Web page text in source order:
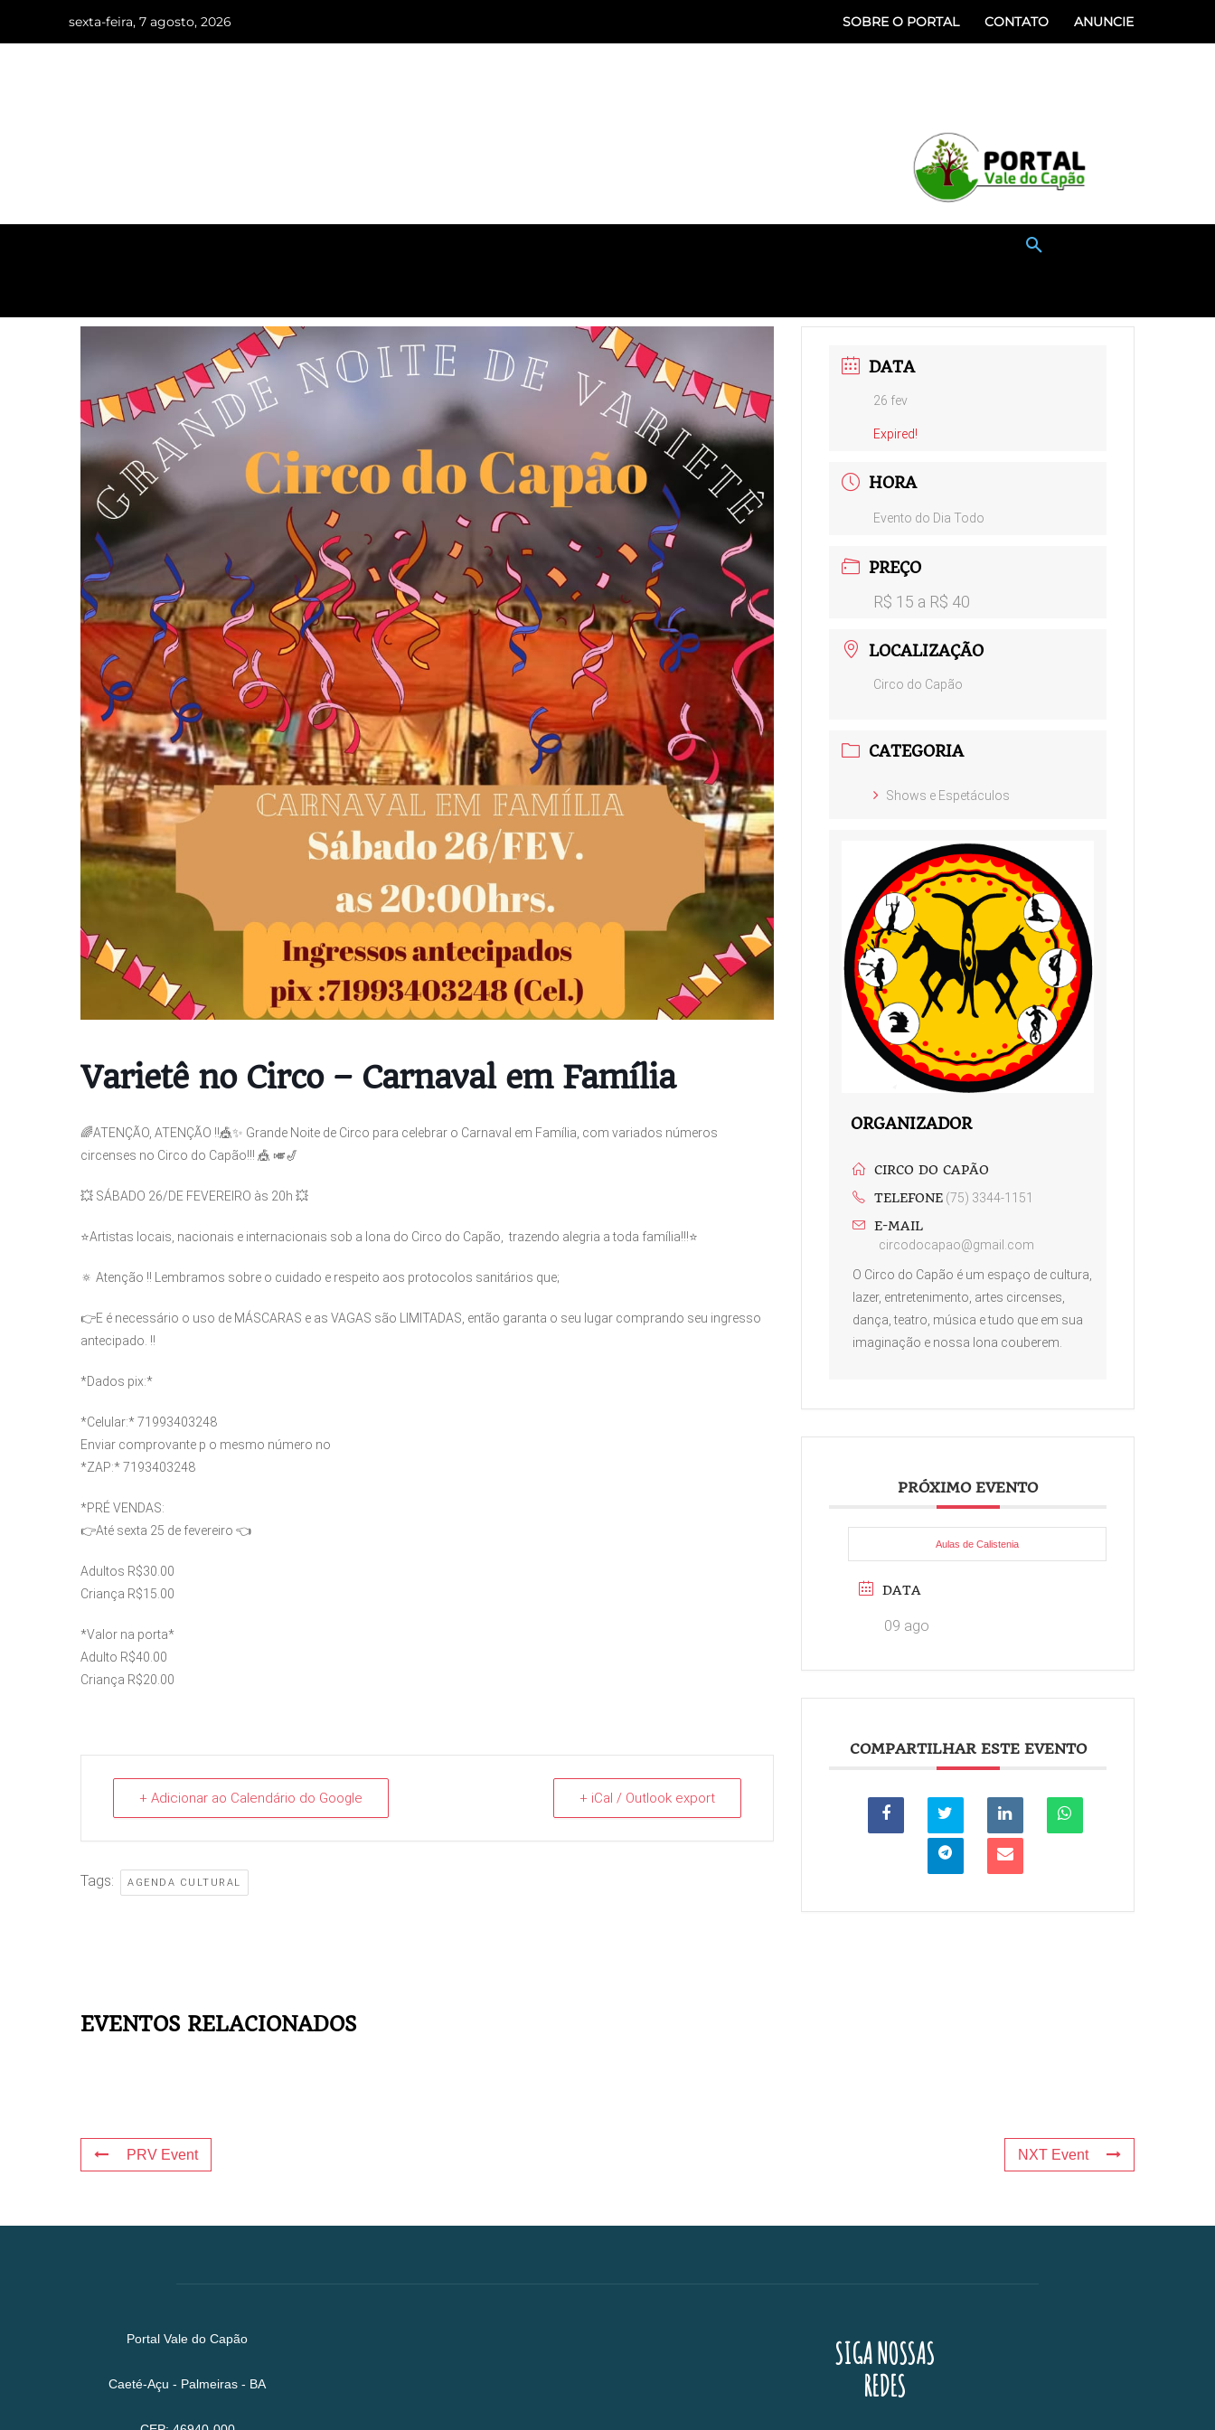
sexta-feira, 7 agosto, 2026 SOBRE O PORTAL CONTATO ANUNCIE
Varietê no Circo – Carnaval em Família
🌈ATENÇÃO, ATENÇÃO ‼️🎪✨ Grande Noite de Circo para celebrar o Carnaval em Família, com variados números
circenses no Circo do Capão!!! 🎪 🎺🎷
💥 SÁBADO 26/DE FEVEREIRO às 20h 💥
⭐️Artistas locais, nacionais e internacionais sob a lona do Circo do Capão, trazendo alegria a toda família!!!⭐️
🔅 Atenção ‼️ Lembramos sobre o cuidado e respeito aos protocolos sanitários que;
👉E é necessário o uso de MÁSCARAS e as VAGAS são LIMITADAS, então garanta o seu lugar comprando seu ingresso
antecipado. ‼️
*Dados pix:*
*Celular:* 71993403248
Enviar comprovante p o mesmo número no
*ZAP:* 7193403248
*PRÉ VENDAS:
👉Até sexta 25 de fevereiro 👈
Adultos R$30.00
Criança R$15.00
*Valor na porta*
Adulto R$40.00
Criança R$20.00
+ Adicionar ao Calendário do Google + iCal / Outlook export
Tags: AGENDA CULTURAL
DATA
26 fev
Expired!
HORA
Evento do Dia Todo
PREÇO
R$ 15 a R$ 40
LOCALIZAÇÃO
Circo do Capão
CATEGORIA
Shows e Espetáculos
ORGANIZADOR
CIRCO DO CAPÃO
TELEFONE (75) 3344-1151
E-MAIL
circodocapao@gmail.com
O Circo do Capão é um espaço de cultura,
lazer, entretenimento, artes circenses,
dança, teatro, música e tudo que em sua
imaginação e nossa lona couberem.
PRÓXIMO EVENTO
Aulas de Calistenia
DATA
09 ago
COMPARTILHAR ESTE EVENTO
EVENTOS RELACIONADOS
PRV Event NXT Event
Portal Vale do Capão
Caeté-Açu - Palmeiras - BA
SIGA NOSSAS
REDES